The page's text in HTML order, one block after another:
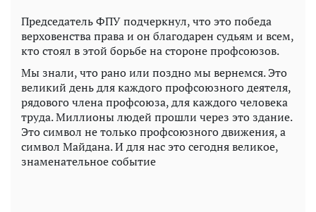
Председатель ФПУ подчеркнул, что это победа
верховенства права и он благодарен судьям и всем,
кто стоял в этой борьбе на стороне профсоюзов.
Мы знали, что рано или поздно мы вернемся. Это
великий день для каждого профсоюзного деятеля,
рядового члена профсоюза, для каждого человека
труда. Миллионы людей прошли через это здание.
Это символ не только профсоюзного движения, а
символ Майдана. И для нас это сегодня великое,
знаменательное событие